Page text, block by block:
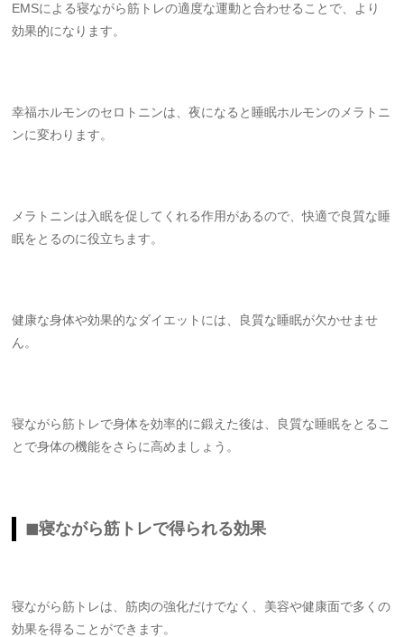
EMSによる寝ながら筋トレの適度な運動と合わせることで、より
効果的になります。
幸福ホルモンのセロトニンは、夜になると睡眠ホルモンのメラトニ
ンに変わります。
メラトニンは入眠を促してくれる作用があるので、快適で良質な睡
眠をとるのに役立ちます。
健康な身体や効果的なダイエットには、良質な睡眠が欠かせませ
ん。
寝ながら筋トレで身体を効率的に鍛えた後は、良質な睡眠をとるこ
とで身体の機能をさらに高めましょう。
◼︎寝ながら筋トレで得られる効果
寝ながら筋トレは、筋肉の強化だけでなく、美容や健康面で多くの
効果を得ることができます。